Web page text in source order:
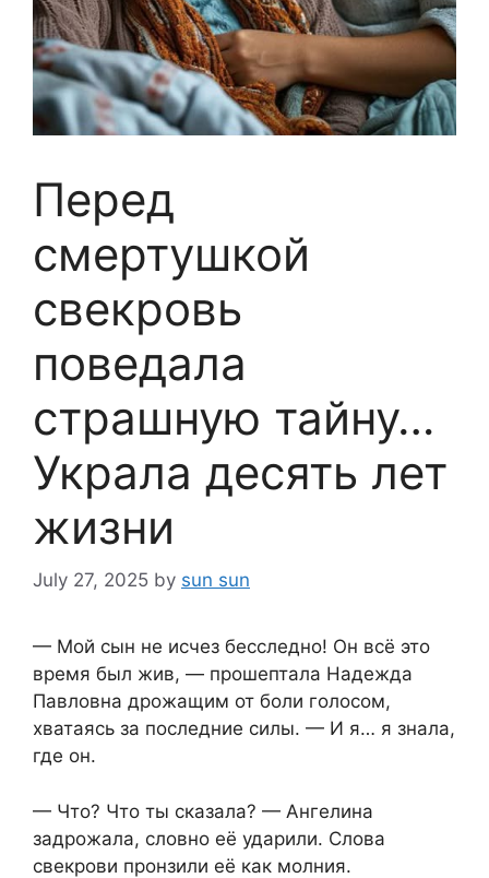
Перед
смертушкой
свекровь
поведала
страшную тайну…
Украла десять лет
жизни
July 27, 2025 by sun sun
— Мой сын не исчез бесследно! Он всё это
время был жив, — прошептала Надежда
Павловна дрожащим от боли голосом,
хватаясь за последние силы. — И я… я знала,
где он.
— Что? Что ты сказала? — Ангелина
задрожала, словно её ударили. Слова
свекрови пронзили её как молния.